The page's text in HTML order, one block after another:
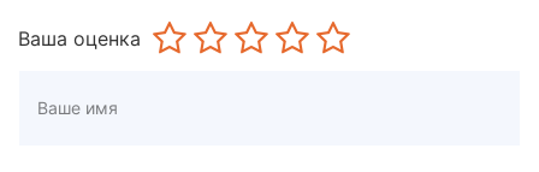
Ваша оценка